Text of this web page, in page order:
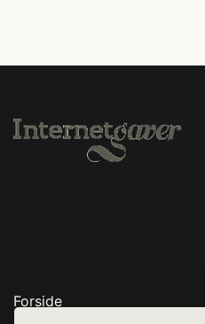
Forside